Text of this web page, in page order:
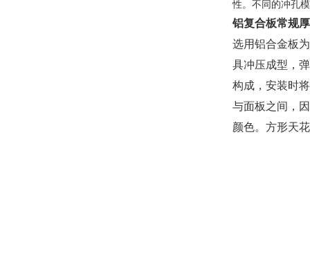
性。不同的冲孔
铝复合板常规
选用铝合金板
具冲压成型，
构成，安装时
与面板之间，
颜色。方形天